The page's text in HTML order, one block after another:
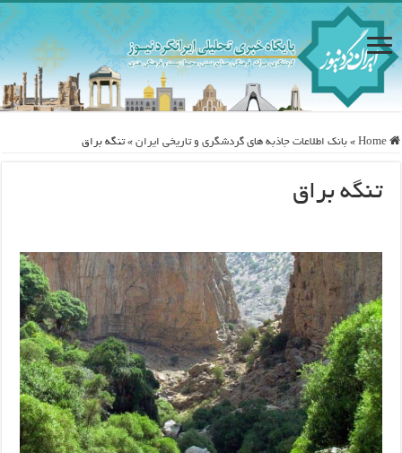
Home
» بانک اطلاعات جاذبه های گردشگری و تاریخی ایران » تنگه براق
تنگه براق